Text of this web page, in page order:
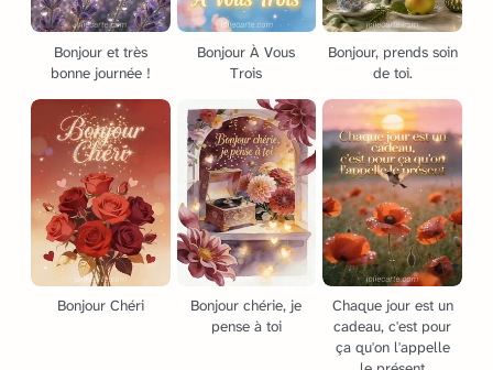
Bonjour et très
bonne journée !
Bonjour À Vous
Trois
Bonjour, prends soin
de toi.
Bonjour Chéri
Bonjour chérie, je
pense à toi
Chaque jour est un
cadeau, c'est pour
ça qu'on l'appelle